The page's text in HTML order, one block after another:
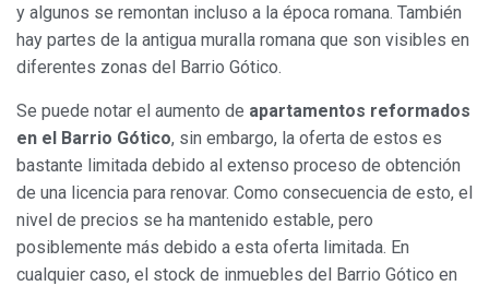
y algunos se remontan incluso a la época romana. También
hay partes de la antigua muralla romana que son visibles en
diferentes zonas del Barrio Gótico.
Se puede notar el aumento de apartamentos reformados
en el Barrio Gótico, sin embargo, la oferta de estos es
bastante limitada debido al extenso proceso de obtención
de una licencia para renovar. Como consecuencia de esto, el
nivel de precios se ha mantenido estable, pero
posiblemente más debido a esta oferta limitada. En
cualquier caso, el stock de inmuebles del Barrio Gótico en